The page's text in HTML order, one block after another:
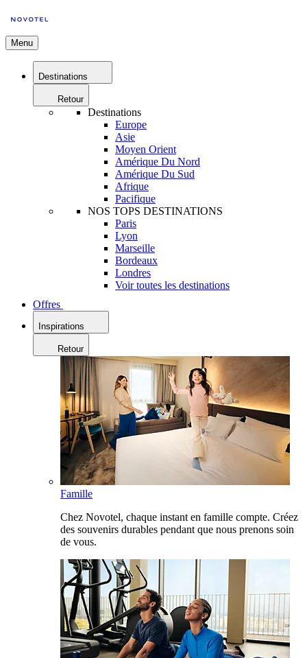
Menu
Destinations
Retour
Destinations
Europe
Asie
Moyen Orient
Amérique Du Nord
Amérique Du Sud
Afrique
Pacifique
NOS TOPS DESTINATIONS
Paris
Lyon
Marseille
Bordeaux
Londres
Voir toutes les destinations
Offres
Inspirations
Retour
Famille
Chez Novotel, chaque instant en famille compte. Créez
des souvenirs durables pendant que nous prenons soin
de vous.